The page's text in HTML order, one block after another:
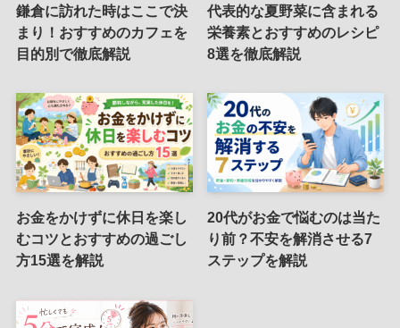
鎌倉に訪れた時はここで決
まり！おすすめのカフェを
目的別で徹底解説
代表的な夏野菜に含まれる
栄養素とおすすめのレシピ
8選を徹底解説
お金をかけずに休日を楽し
むコツとおすすめの過ごし
方15選を解説
20代がお金で悩むのは当た
り前？不安を解消させる7
ステップを解説